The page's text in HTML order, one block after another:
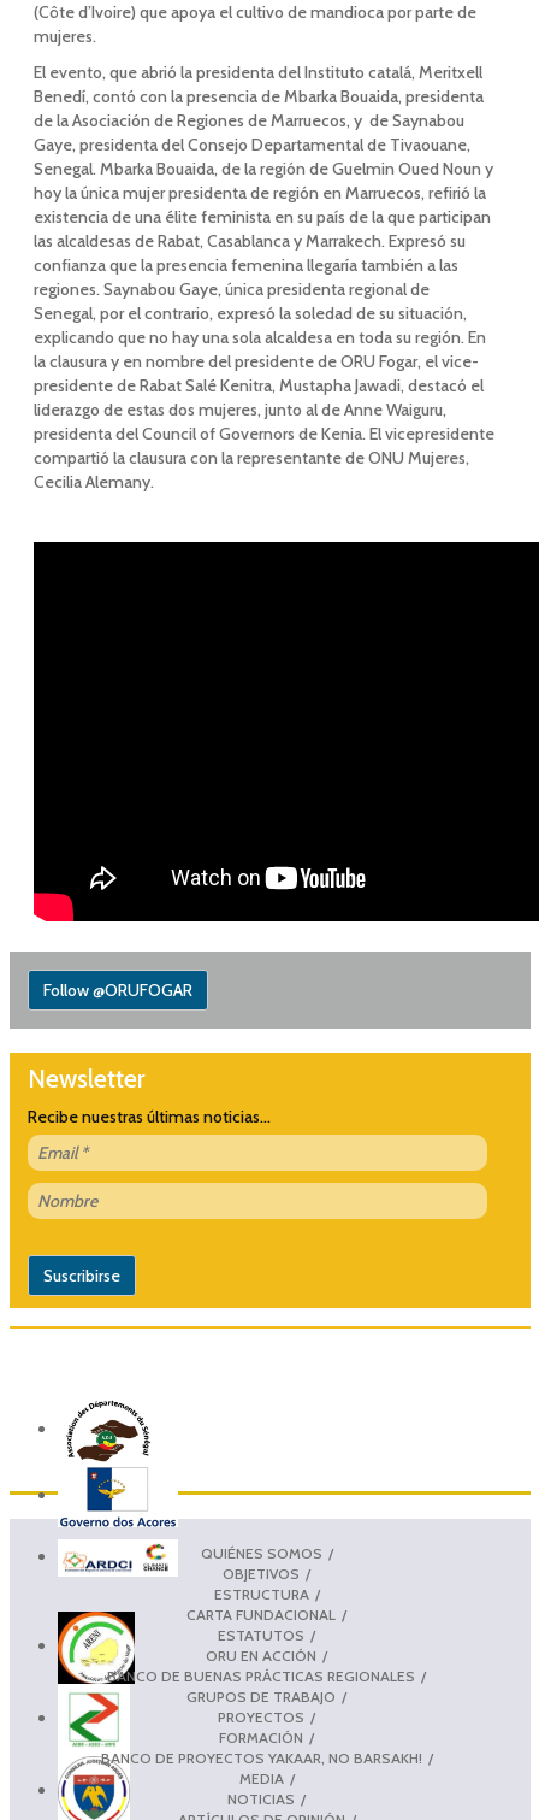
(Côte d’Ivoire) que apoya el cultivo de mandioca por parte de
mujeres.
El evento, que abrió la presidenta del Instituto catalá, Meritxell
Benedí, contó con la presencia de Mbarka Bouaida, presidenta
de la Asociación de Regiones de Marruecos, y de Saynabou
Gaye, presidenta del Consejo Departamental de Tivaouane,
Senegal. Mbarka Bouaida, de la región de Guelmin Oued Noun y
hoy la única mujer presidenta de región en Marruecos, refirió la
existencia de una élite feminista en su país de la que participan
las alcaldesas de Rabat, Casablanca y Marrakech. Expresó su
confianza que la presencia femenina llegaría también a las
regiones. Saynabou Gaye, única presidenta regional de
Senegal, por el contrario, expresó la soledad de su situación,
explicando que no hay una sola alcaldesa en toda su región. En
la clausura y en nombre del presidente de ORU Fogar, el vice-
presidente de Rabat Salé Kenitra, Mustapha Jawadi, destacó el
liderazgo de estas dos mujeres, junto al de Anne Waiguru,
presidenta del Council of Governors de Kenia. El vicepresidente
compartió la clausura con la representante de ONU Mujeres,
Cecilia Alemany.
Follow @ORUFOGAR
Newsletter
Recibe nuestras últimas noticias...
QUIÉNES SOMOS
OBJETIVOS
ESTRUCTURA
CARTA FUNDACIONAL
ESTATUTOS
ORU EN ACCIÓN
BANCO DE BUENAS PRÁCTICAS REGIONALES
GRUPOS DE TRABAJO
PROYECTOS
FORMACIÓN
BANCO DE PROYECTOS YAKAAR, NO BARSAKH!
MEDIA
NOTICIAS